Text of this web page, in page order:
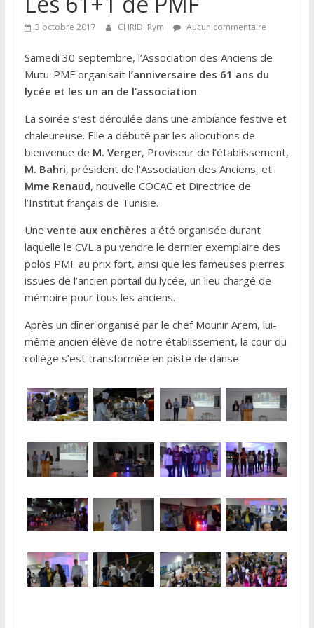
3 octobre 2017 CHRIDI Rym Aucun commentaire
Samedi 30 septembre, l’Association des Anciens de
Mutu-PMF organisait l’anniversaire des 61 ans du
lycée et les un an de l’association.
La soirée s’est déroulée dans une ambiance festive et
chaleureuse. Elle a débuté par les allocutions de
bienvenue de M. Verger, Proviseur de l’établissement,
M. Bahri, président de l’Association des Anciens, et
Mme Renaud, nouvelle COCAC et Directrice de
l’Institut français de Tunisie.
Une vente aux enchères a été organisée durant
laquelle le CVL a pu vendre le dernier exemplaire des
polos PMF au prix fort, ainsi que les fameuses pierres
issues de l’ancien portail du lycée, un lieu chargé de
mémoire pour tous les anciens.
Après un dîner organisé par le chef Mounir Arem, lui-
même ancien élève de notre établissement, la cour du
collège s’est transformée en piste de danse.